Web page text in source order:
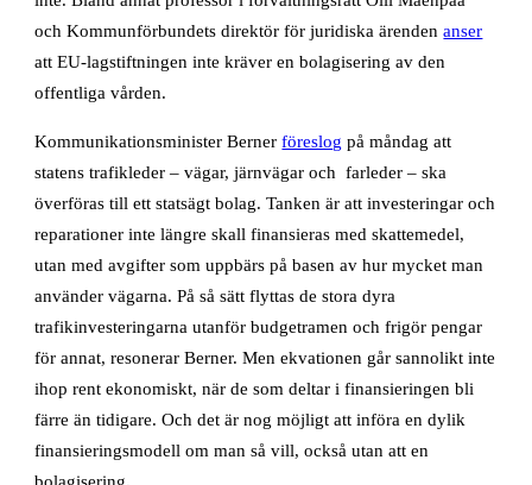
och Kommunförbundets direktör för juridiska ärendenanser
att EU-lagstiftningen inte kräver en bolagisering av den
offentliga vården.
Kommunikationsminister Bernerföreslog på måndag att
statens trafikleder – vägar, järnvägar och farleder – ska
överföras till ett statsägt bolag. Tanken är att investeringar och
reparationer inte längre skall finansieras med skattemedel,
utan med avgifter som uppbärs på basen av hur mycket man
använder vägarna. På så sätt flyttas de stora dyra
trafikinvesteringarna utanför budgetramen och frigör pengar
för annat, resonerar Berner. Men ekvationen går sannolikt inte
ihop rent ekonomiskt, när de som deltar i finansieringen bli
färre än tidigare. Och det är nog möjligt att införa en dylik
finansieringsmodell om man så vill, också utan att en